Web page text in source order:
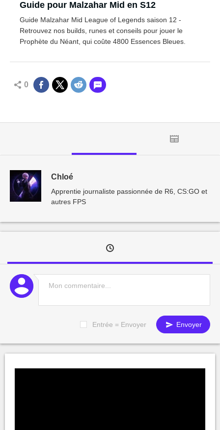
Guide pour Malzahar Mid en S12
Guide Malzahar Mid League of Legends saison 12 -
Retrouvez nos builds, runes et conseils pour jouer le
Prophète du Néant, qui coûte 4800 Essences Bleues.
0
Chloé
Apprentie journaliste passionnée de R6, CS:GO et
autres FPS
Entrée = Envoyer Envoyer